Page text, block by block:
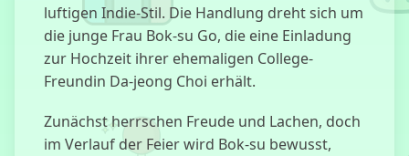
Herbstausgabe
Granny Horror
luftigen Indie-Stil. Die Handlung dreht sich um
die junge Frau Bok-su Go, die eine Einladung
zur Hochzeit ihrer ehemaligen College-
Freundin Da-jeong Choi erhält.
Zunächst herrschen Freude und Lachen, doch
im Verlauf der Feier wird Bok-su bewusst,